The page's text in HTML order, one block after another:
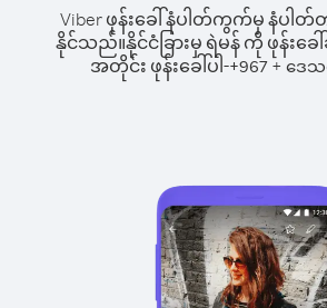
Viber ဖုန်းခေါ်နံပါတ်ကွက်မှ နံပါတ်
နိုင်သည်။နိုင်ငံခြားမှ ရဲမန် ကို ဖုန်းခ
အတိုင်း ဖုန်းခေါ်ပါ-+967+ ဒေသ